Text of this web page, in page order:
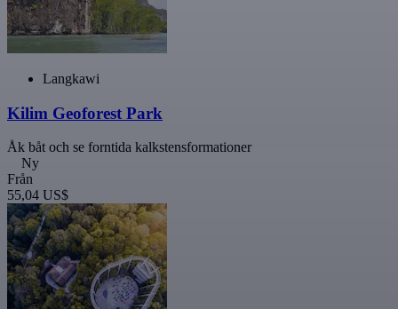
Langkawi
Kilim Geoforest Park
Åk båt och se forntida kalkstensformationer
Ny
Från
55,04 US$